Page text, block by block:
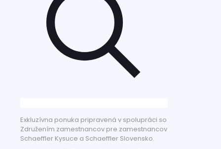
Exkluzívna ponuka pripravená v spolupráci so
Združením zamestnancov pre zamestnancov
Schaeffler Kysuce a Schaeffler Slovensko.